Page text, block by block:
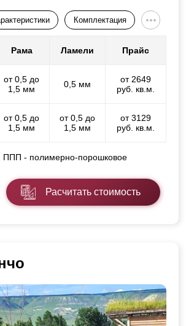
Комплектация
Рама Ламели Прайс
от 0,5 до
1,5 мм
0,5 мм
от 2649
руб. кв.м.
от 0,5 до
1,5 мм
от 0,5 до
1,5 мм
от 3129
руб. кв.м.
ППП - полимерно-порошковое
Расчитать стоимость